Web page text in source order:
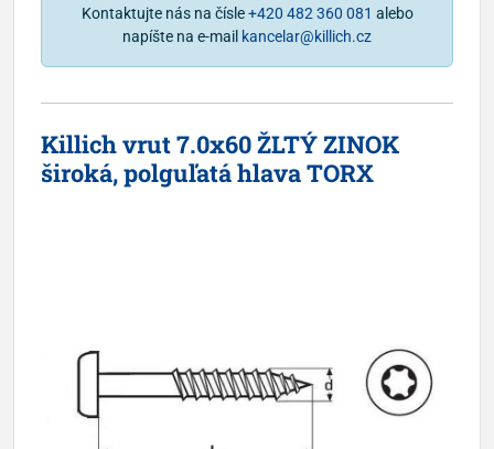
Kontaktujte nás na čísle+420 482 360 081 alebo
napíšte na e-mail kancelar@killich.cz
Killich vrut 7.0x60 ŽLTÝ ZINOK
široká, polguľatá hlava TORX